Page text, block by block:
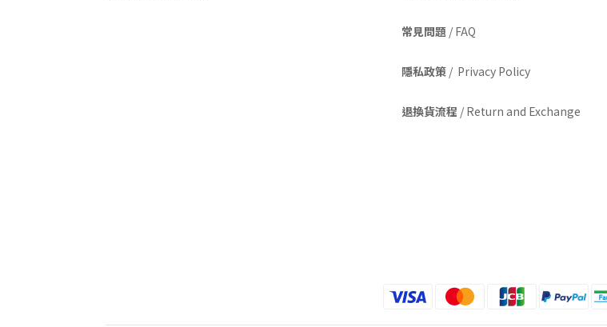
常見問題 / FAQ
隱私政策 / Privacy Policy
退換貨流程 / Return and Exchange